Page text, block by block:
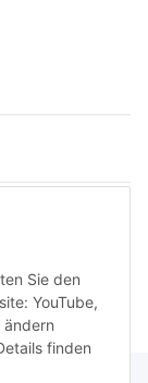
Sie den
YouTube,
ändern
finden